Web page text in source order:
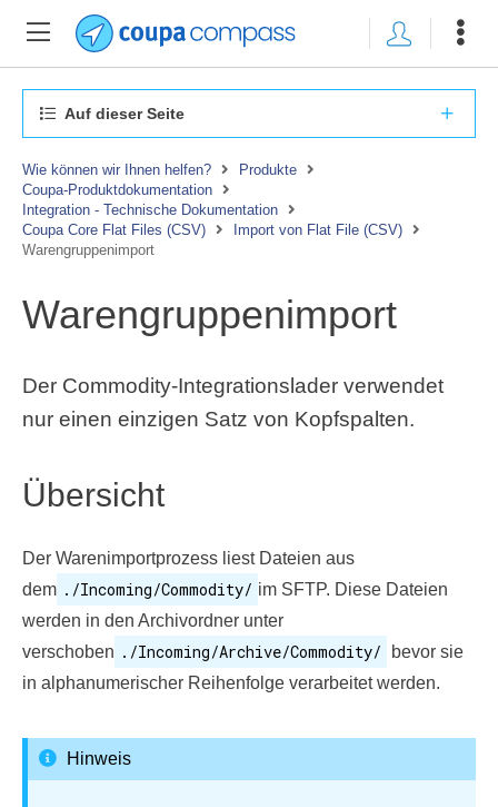
Auf dieser Seite
Wie können wir Ihnen helfen?
Produkte
Coupa-Produktdokumentation
Integration - Technische Dokumentation
Coupa Core Flat Files (CSV)
Import von Flat File (CSV)
Warengruppenimport
Warengruppenimport
Der Commodity-Integrationslader verwendet
nur einen einzigen Satz von Kopfspalten.
Übersicht
Der Warenimportprozess liest Dateien aus
dem ./Incoming/Commodity/ im SFTP. Diese Dateien
werden in den Archivordner unter
verschoben ./Incoming/Archive/Commodity/
bevor sie
in alphanumerischer Reihenfolge verarbeitet werden.
Hinweis